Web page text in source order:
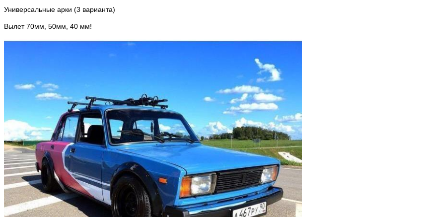
Универсальные арки (3 варианта)
Вылет 70мм, 50мм, 40 мм!